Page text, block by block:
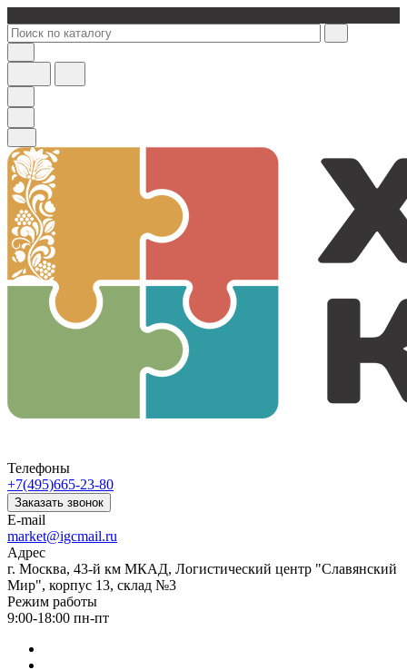
Телефоны
+7(495)665-23-80
Заказать звонок
E-mail
market@igcmail.ru
Адрес
г. Москва, 43-й км МКАД, Логистический центр "Славянский
Мир", корпус 13, склад №3
Режим работы
9:00-18:00 пн-пт